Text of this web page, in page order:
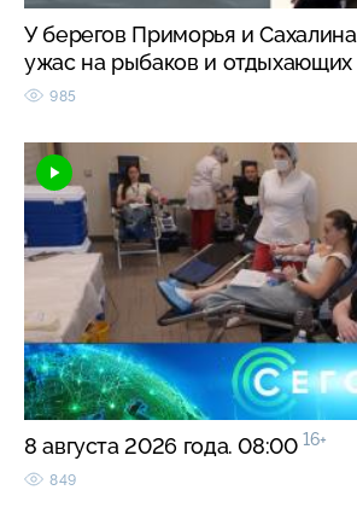
У берегов Приморья и
ужас на рыбаков и отдыхающих
985
8 августа 2026 года. 08:00 16+
849